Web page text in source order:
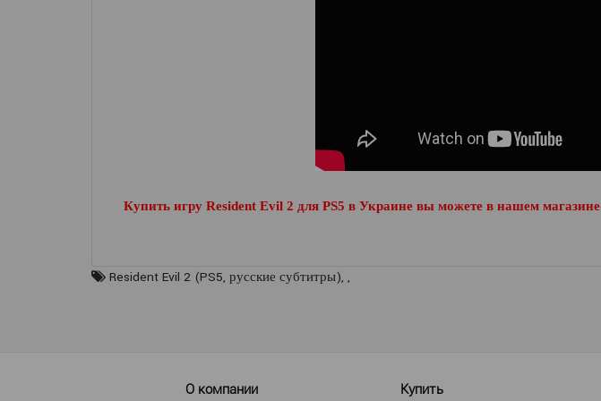
Купить игру Resident Evil 2 для PS5 в Украине вы можете в нашем магазине
Resident Evil 2 (PS5, русские субтитры), ,
О компании Купить